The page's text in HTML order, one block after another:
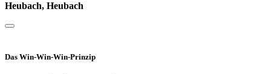
Heubach, Heubach
Das Win-Win-Win-Prinzip